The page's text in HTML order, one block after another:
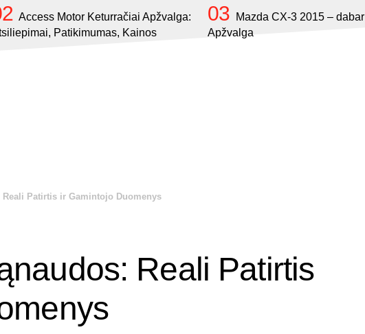
Access Motor Keturračiai Apžvalga:
Patikimumas, Kainos
Mazda CX-3 2015 – dabar
Apžvalga
Patirtis ir Gamintojo Duomenys
Reali Patirtis